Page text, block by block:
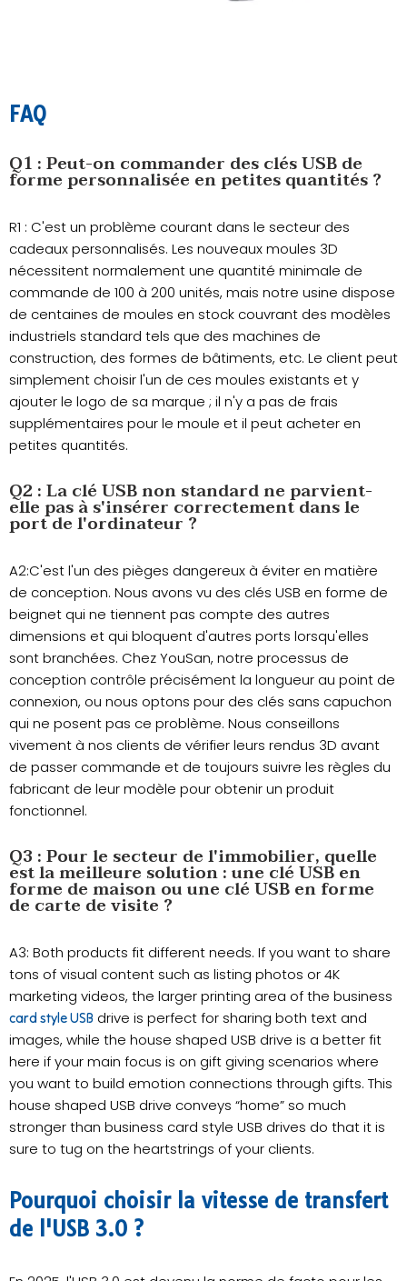
FAQ
Q1 : Peut-on commander des clés USB de
forme personnalisée en petites quantités ?
R1 : C'est un problème courant dans le secteur des
cadeaux personnalisés. Les nouveaux moules 3D
nécessitent normalement une quantité minimale de
commande de 100 à 200 unités, mais notre usine dispose
de centaines de moules en stock couvrant des modèles
industriels standard tels que des machines de
construction, des formes de bâtiments, etc. Le client peut
simplement choisir l'un de ces moules existants et y
ajouter le logo de sa marque ; il n'y a pas de frais
supplémentaires pour le moule et il peut acheter en
petites quantités.
Q2 : La clé USB non standard ne parvient-
elle pas à s'insérer correctement dans le
port de l'ordinateur ?
A2:C'est l'un des pièges dangereux à éviter en matière
de conception. Nous avons vu des clés USB en forme de
beignet qui ne tiennent pas compte des autres
dimensions et qui bloquent d'autres ports lorsqu'elles
sont branchées. Chez YouSan, notre processus de
conception contrôle précisément la longueur au point de
connexion, ou nous optons pour des clés sans capuchon
qui ne posent pas ce problème. Nous conseillons
vivement à nos clients de vérifier leurs rendus 3D avant
de passer commande et de toujours suivre les règles du
fabricant de leur modèle pour obtenir un produit
fonctionnel.
Q3 : Pour le secteur de l'immobilier, quelle
est la meilleure solution : une clé USB en
forme de maison ou une clé USB en forme
de carte de visite ?
A3: Both products fit different needs. If you want to share
tons of visual content such as listing photos or 4K
marketing videos, the larger printing area of the business
card style USB drive is perfect for sharing both text and
images, while the house shaped USB drive is a better fit
here if your main focus is on gift giving scenarios where
you want to build emotion connections through gifts. This
house shaped USB drive conveys “home” so much
stronger than business card style USB drives do that it is
sure to tug on the heartstrings of your clients.
Pourquoi choisir la vitesse de transfert
de l'USB 3.0 ?